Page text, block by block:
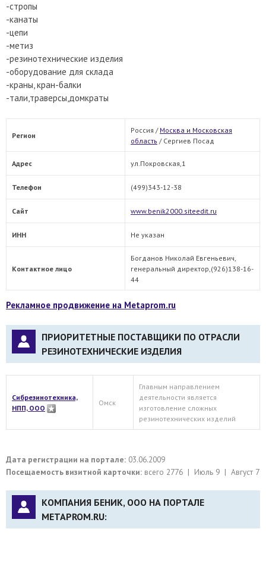
-стропы
-канаты
-цепи
-метиз
-резинотехнические изделия
-оборудование для склада
-краны, кран-балки
-тали,траверсы,домкраты
Регион
Россия / Москва и Московская
область / Сергиев Посад
Адрес ул.Покровская,1
Телефон (499)343-12-38
Сайт www.benik2000.siteedit.ru
ИНН Не указан
Контактное лицо
Богданов Николай Евгеньевич,
генеральный директор,(926)138-16-
44
Рекламное продвижение на Metaprom.ru
ПРИОРИТЕТНЫЕ ПОСТАВЩИКИ ПО ОТРАСЛИ
РЕЗИНОТЕХНИЧЕСКИЕ ИЗДЕЛИЯ
Сибрезинотехника,
НПП, ООО
Омск
Главным направлением
деятельности является
изготовление сложных
резинотехнических изделий
Дата регистрации на портале: 03.06.2009
Посещаемость визитной карточки: всего 2776 | Июль 9 | Август 7
КОМПАНИЯ БЕНИК, ООО НА ПОРТАЛЕ
METAPROM.RU: